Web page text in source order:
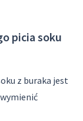
picia soku
z buraka jest